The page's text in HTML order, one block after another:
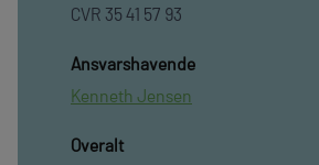
CVR 35 41 57 93
Ansvarshavende
Kenneth Jensen
Overalt